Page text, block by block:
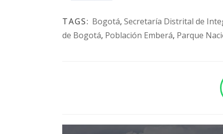
TAGS: Bogotá, Secretaría Distrital de
de Bogotá, Población Emberá, Parque